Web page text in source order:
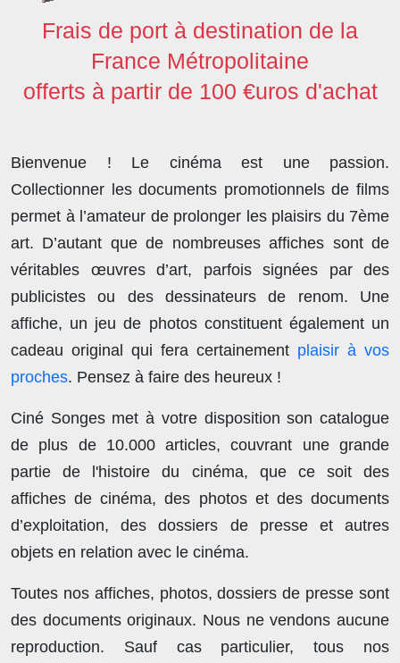
Frais de port à destination de la
France Métropolitaine
offerts à partir de 100 €uros d'achat
Bienvenue ! Le cinéma est une passion.
Collectionner les documents promotionnels de films
permet à l’amateur de prolonger les plaisirs du 7ème
art. D’autant que de nombreuses affiches sont de
véritables œuvres d’art, parfois signées par des
publicistes ou des dessinateurs de renom. Une
affiche, un jeu de photos constituent également un
cadeau original qui fera certainement plaisir à vos
proches. Pensez à faire des heureux !
Ciné Songes met à votre disposition son catalogue
de plus de 10.000 articles, couvrant une grande
partie de l'histoire du cinéma, que ce soit des
affiches de cinéma, des photos et des documents
d’exploitation, des dossiers de presse et autres
objets en relation avec le cinéma.
Toutes nos affiches, photos, dossiers de presse sont
des documents originaux. Nous ne vendons aucune
reproduction. Sauf cas particulier, tous nos